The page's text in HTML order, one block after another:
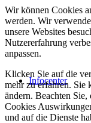
Infocenter
Wir können Cookies
werden. Wir
unsere Websites
Nutzererfahrung
anpassen.
Klicken Sie auf die
mehr zu erfahren. Sie
ändern. Beachten
Cookies
und auf die Dienste